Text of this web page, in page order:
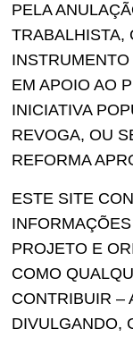
PELA
TRABALHISTA,
EM APOIO AO
INICIATIVA
REVOGA, OU
REFORMA
ESTE SITE
PROJETO E
COMO
CONTRIBUIR –
DIVULGANDO,